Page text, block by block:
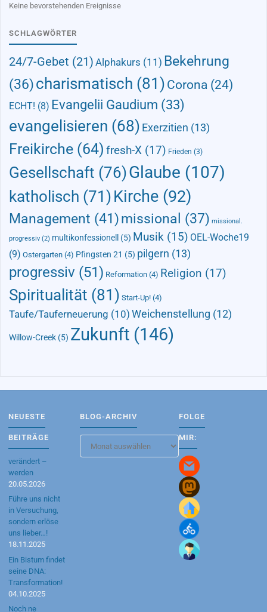
Keine bevorstehenden Ereignisse
SCHLAGWÖRTER
24/7-Gebet (21) Alphakurs (11) Bekehrung
(36)charismatisch (81) Corona (24)
ECHT! (8) Evangelii Gaudium (33)
evangelisieren (68) Exerzitien (13)
Freikirche (64) fresh-X (17) Frieden (3)
Gesellschaft (76)Glaube (107)
katholisch (71) Kirche (92)
Management (41)missional (37) missional.
progressiv (2) multikonfessionell (5) Musik (15) OEL-Woche19
(9) Ostergarten (4) Pfingsten 21 (5) pilgern (13)
progressiv (51) Reformation (4) Religion (17)
Spiritualität (81) Start-Up! (4)
Taufe/Tauferneuerung (10) Weichenstellung (12)
Willow-Creek (5) Zukunft (146)
NEUESTE
BEITRÄGE
verändert –
werden
20.05.2026
Führe uns nicht
in Versuchung,
sondern erlöse
uns lieber…!
18.11.2025
Ein Bistum findet
seine DNA:
Transformation!
04.10.2025
Noch ne
BLOG-ARCHIV
Archiv
FOLGE
MIR: